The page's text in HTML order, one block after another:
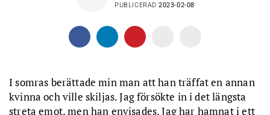
PUBLICERAD2023-02-08
I somras berättade min man att han träffat en annan
kvinna och ville skiljas. Jag försökte in i det längsta
streta emot, men han envisades. Jag har hamnat i ett